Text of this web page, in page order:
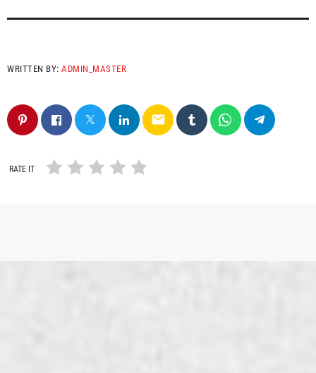
WRITTEN BY:ADMIN_MASTER
email
RATE IT